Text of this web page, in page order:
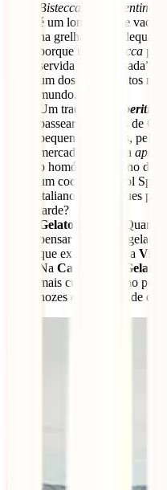
Bistecca alla fiorentina
é um lombinho de vaca
na grelha. Só é
porque uma
bistecca
servida “mal-passada”. O
um dos vinhos tintos
mundo.
Um tradicional
aperitivi
passear pelas ruas de
pequenas livrarias, pelas
mercado e ter uma
o homólogo italiano do
um cocktail Aperol
italianos. Consegues
tarde?
Gelato italiano:
pensar em comer
que experimentes a
Na Cantina del Gelato
mais curiosos como por
nozes ou o queijo de